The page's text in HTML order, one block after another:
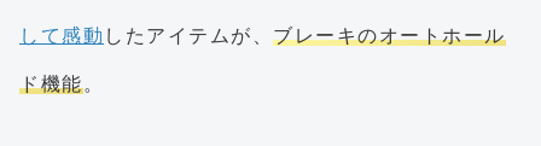
して感動 したアイテムが、 ブレーキのオートホール
ド機能。